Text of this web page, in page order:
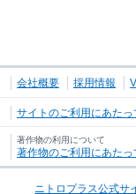
会社概要 採用情報
サイトのご利用にあたっ
著作物の利用について
著作物のご利用にあたっ
ニトロプラス公式サ